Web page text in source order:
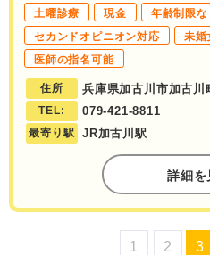
土曜診療 現金
年齢制限な
セカンドオピニオン対応
未婚
医師の指名可能
住所 兵庫県加古川市加古川
TEL: 079‐421-8811
最寄り駅 JR加古川駅
詳細を
1 2 3